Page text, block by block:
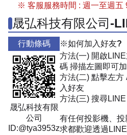
※ 客服服務時間 : 週一至週五
晟弘科技有限公司-
行動條碼
晟弘科技有限
公司
ID:@tya3953z
※如何加入好友?
方法(一) 開啟
碼 掃描左圖即可
方法(二) 點擊左方
入好友
方法(三) 搜尋LINE
有任何投影機、
求都歡迎透過LINE